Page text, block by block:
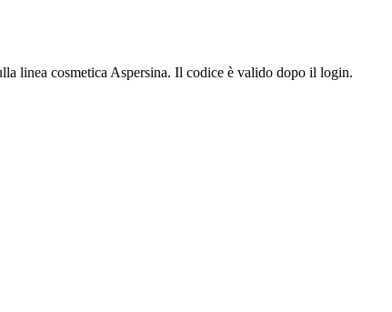
linea cosmetica Aspersina. Il codice è valido dopo il login.